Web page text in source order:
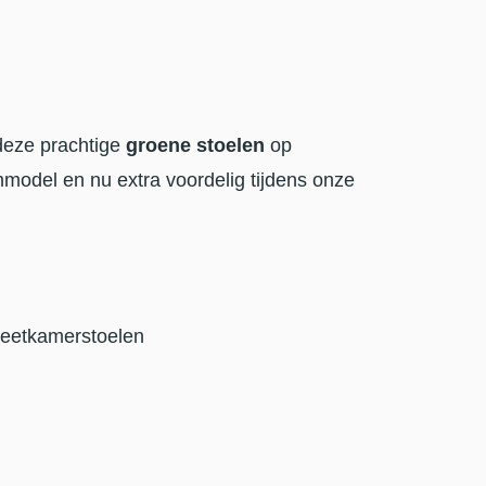
prachtige groene stoelen op
en nu extra voordelig tijdens onze